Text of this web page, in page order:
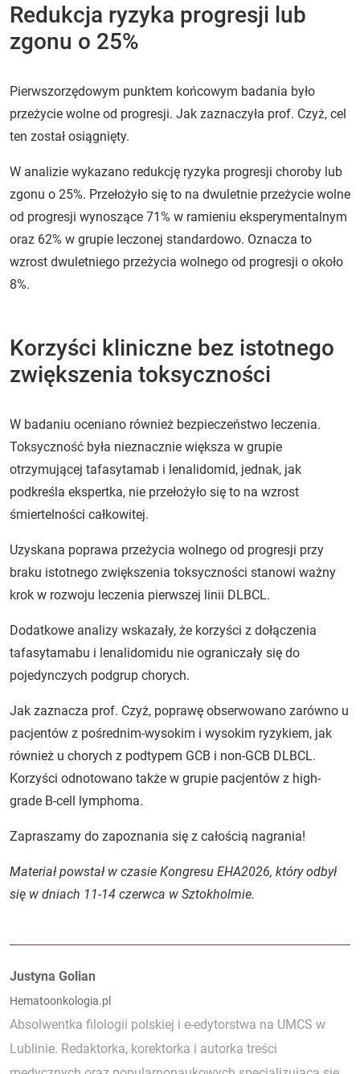
Redukcja ryzyka progresji lub
zgonu o 25%
Pierwszorzędowym punktem końcowym badania było
przeżycie wolne od progresji. Jak zaznaczyła prof. Czyż, cel
ten został osiągnięty.
W analizie wykazano redukcję ryzyka progresji choroby lub
zgonu o 25%. Przełożyło się to na dwuletnie przeżycie wolne
od progresji wynoszące 71% w ramieniu eksperymentalnym
oraz 62% w grupie leczonej standardowo. Oznacza to
wzrost dwuletniego przeżycia wolnego od progresji o około
8%.
Korzyści kliniczne bez istotnego
zwiększenia toksyczności
W badaniu oceniano również bezpieczeństwo leczenia.
Toksyczność była nieznacznie większa w grupie
otrzymującej tafasytamab i lenalidomid, jednak, jak
podkreśla ekspertka, nie przełożyło się to na wzrost
śmiertelności całkowitej.
Uzyskana poprawa przeżycia wolnego od progresji przy
braku istotnego zwiększenia toksyczności stanowi ważny
krok w rozwoju leczenia pierwszej linii DLBCL.
Dodatkowe analizy wskazały, że korzyści z dołączenia
tafasytamabu i lenalidomidu nie ograniczały się do
pojedynczych podgrup chorych.
Jak zaznacza prof. Czyż, poprawę obserwowano zarówno u
pacjentów z pośrednim-wysokim i wysokim ryzykiem, jak
również u chorych z podtypem GCB i non-GCB DLBCL.
Korzyści odnotowano także w grupie pacjentów z high-
grade B-cell lymphoma.
Zapraszamy do zapoznania się z całością nagrania!
Materiał powstał w czasie Kongresu EHA2026, który odbył
się w dniach 11-14 czerwca w Sztokholmie.
Autorzy:
Justyna Golian
Hematoonkologia.pl
Absolwentka filologii polskiej i e-edytorstwa na UMCS w
Lublinie. Redaktorka, korektorka i autorka treści